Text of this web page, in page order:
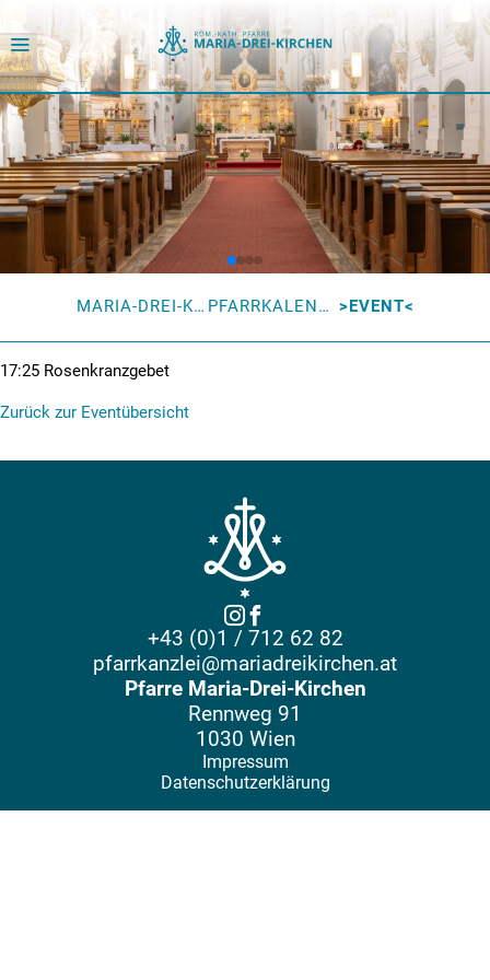
MARIA-DREI-KIRCHEN PFARRKALENDER EVENT
17:25 Rosenkranzgebet
Zurück zur Eventübersicht
+43 (0)1 / 712 62 82
pfarrkanzlei@mariadreikirchen.at
Pfarre Maria-Drei-Kirchen
Rennweg 91
1030 Wien
Impressum
Datenschutzerklärung